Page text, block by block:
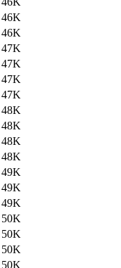
46K
46K
47K
47K
47K
47K
48K
48K
48K
48K
49K
49K
49K
50K
50K
50K
50K